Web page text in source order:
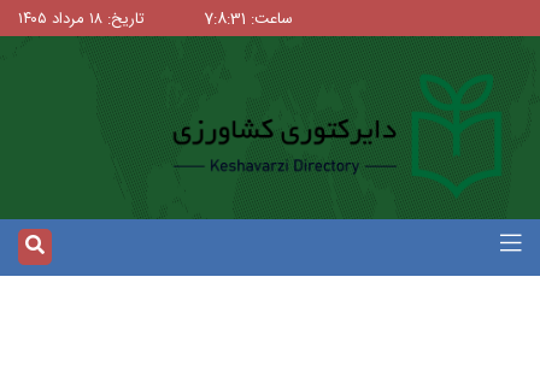
ساعت: 7:8:31 تاریخ: ۱۸ مرداد ۱۴۰۵